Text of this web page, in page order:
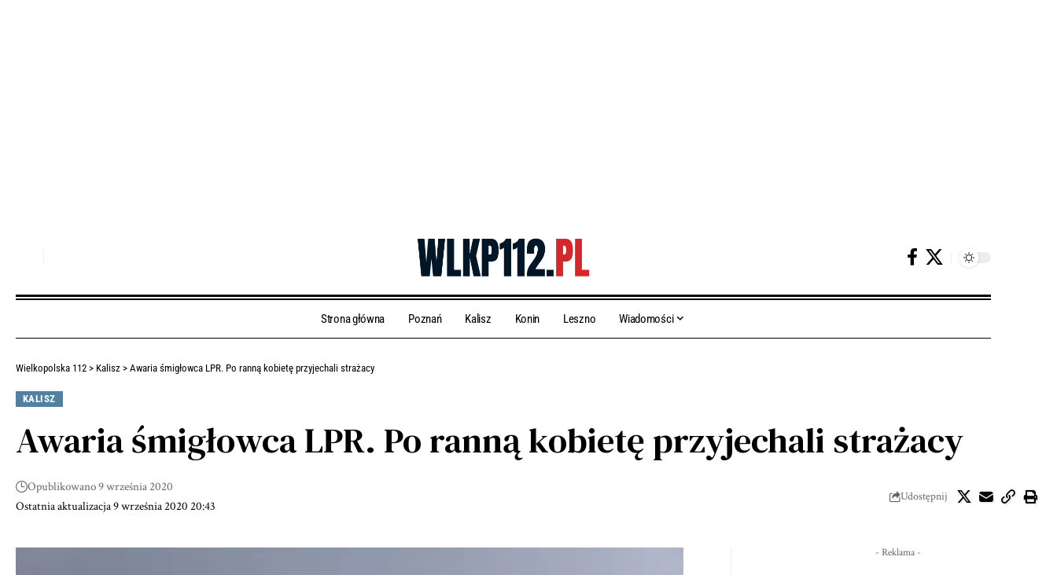
Strona główna Poznań Kalisz Konin Leszno Wiadomości
Wielkopolska 112 > Kalisz > Awaria śmigłowca LPR. Po ranną kobietę przyjechali strażacy
KALISZ
Awaria śmigłowca LPR. Po ranną kobietę przyjechali strażacy
Ostatnia aktualizacja 9 września 2020 20:43
Opublikowano 9 września 2020
Udostępnij
- Reklama -